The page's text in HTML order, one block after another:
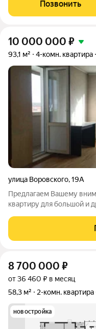
«Бетотек». В доме
Позвонить
10 000 000 ₽
93,1 м² 4-комн. квартира
улица Воровского,19А
Предлагаем Вашему
квартиру для большой и
Открывается
света! Планировка очень
8 700 000 ₽
от 36 460 ₽ в месяц
58,3 м²
2-комн. квартира
новостройка